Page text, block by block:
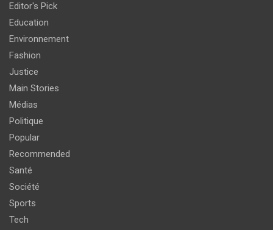
Editor's Pick
Education
Environnement
Fashion
Justice
Main Stories
Médias
Politique
Popular
Recommended
Santé
Société
Sports
Tech